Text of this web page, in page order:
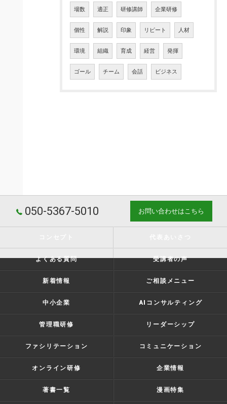
場数 適正 研修講師 企業研修
個性 解説 印象 リピート 人材
環境 組織 育成 経営 発揮
ゴール チーム 会話 ビジネス
050-5367-5010 お問い合わせはこちら
よくある質問 受講者の声
新着情報 ご相談メニュー
中小企業 AIコンサルティング
管理職研修 リーダーシップ
ファシリテーション コミュニケーション
オンライン研修 企業情報
著書一覧 漫画特集